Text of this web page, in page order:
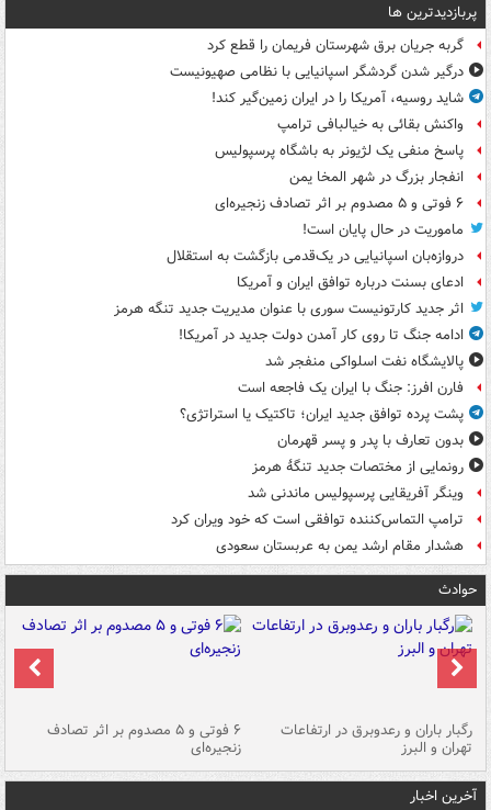
پربازدیدترین ها
گربه جریان برق شهرستان فریمان را قطع کرد
درگیر شدن گردشگر اسپانیایی با نظامی صهیونیست
شاید روسیه، آمریکا را در ایران زمین‌گیر کند!
واکنش بقائی به خیالبافی ترامپ
پاسخ منفی یک لژیونر به باشگاه پرسپولیس
انفجار بزرگ در شهر المخا یمن
۶ فوتی و ۵ مصدوم بر اثر تصادف زنجیره‌ای
ماموریت در حال پایان است!
دروازه‌بان اسپانیایی در یک‌قدمی بازگشت به استقلال
ادعای بسنت درباره توافق ایران و آمریکا
اثر جدید کارتونیست سوری با عنوان مدیریت جدید تنگه هرمز
ادامه جنگ تا روی کار آمدن دولت جدید در آمریکا!
پالایشگاه نفت اسلواکی منفجر شد
فارن افرز: جنگ با ایران یک فاجعه است
پشت پرده توافق جدید ایران؛ تاکتیک یا استراتژی؟
بدون تعارف با پدر و پسر قهرمان
رونمایی از مختصات جدید تنگۀ هرمز
وینگر آفریقایی پرسپولیس ماندنی شد
ترامپ التماس‌کننده توافقی است که خود ویران کرد
هشدار مقام ارشد یمن به عربستان سعودی
حوادث
رگبار باران و رعدوبرق در ارتفاعات
تهران و البرز
۶ فوتی و ۵ مصدوم بر اثر تصادف
زنجیره‌ای
آخرین اخبار